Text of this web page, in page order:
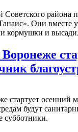
Советского района
Они вместе
кормушки и
стартует осенний
будут
субботники.